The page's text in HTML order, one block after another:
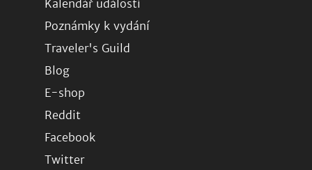
Kalendář událostí
Poznámky k vydání
Traveler's Guild
Blog
E-shop
Reddit
Facebook
Twitter